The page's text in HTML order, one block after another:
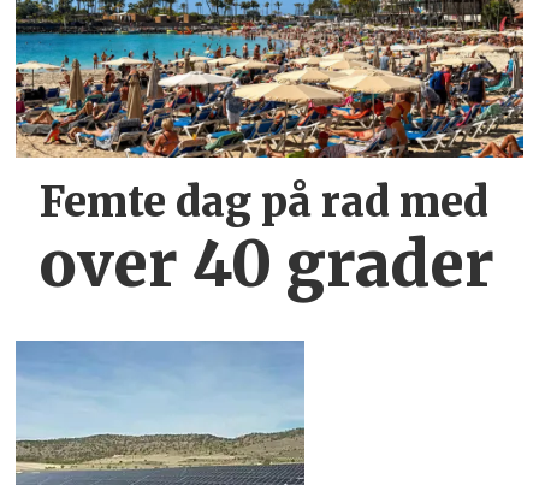
Femte dag på rad med
over 40 grader